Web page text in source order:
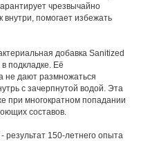
чрезвычайно
помогает избежать
добавка Sanitized
подкладке. Её
не дают размножаться
с зачерпнутой водой. Эта
при многократном попадании
составов.
результат 150-летнего опыта